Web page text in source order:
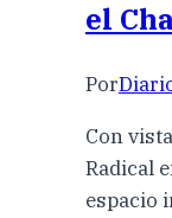
el
Por
Con
Radical
espacio